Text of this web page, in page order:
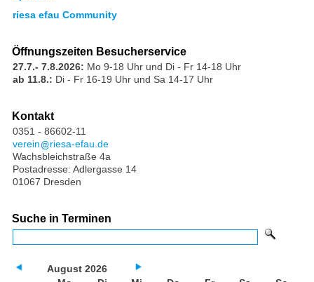
riesa efau Community
Öffnungszeiten Besucherservice
27.7.- 7.8.2026: Mo 9-18 Uhr und Di - Fr 14-18 Uhr
ab 11.8.: Di - Fr 16-19 Uhr und Sa 14-17 Uhr
Kontakt
0351 - 86602-11
verein
riesa-efau.de
Wachsbleichstraße 4a
Postadresse: Adlergasse 14
01067 Dresden
Suche in Terminen
August 2026